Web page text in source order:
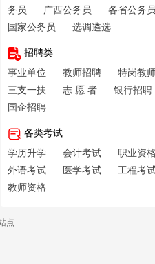
务员
广西公务员
各省公务员
国家公务员
选调遴选
招聘类
事业单位
教师招聘
特岗教师
三支一扶
志 愿 者
银行招聘
国企招聘
各类考试
学历升学
会计考试
职业资
外语考试
医学考试
工程考
教师资格
点